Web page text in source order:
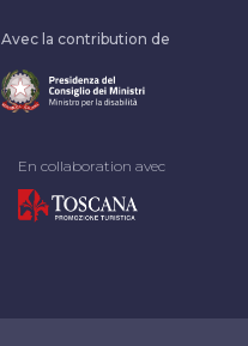
Avec la contribution de
En collaboration avec